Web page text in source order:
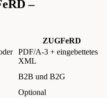
–
ZUGFeRD
PDF/A-3 + eingebettetes
XML
B2B und B2G
Optional